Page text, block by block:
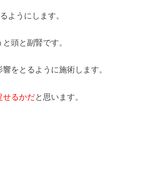
ようにします。
頭と副腎です。
をとるように施術します。
せるかだと思います。